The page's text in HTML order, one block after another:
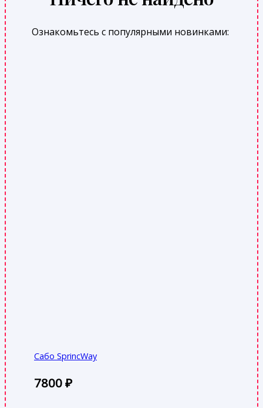
Ознакомьтесь с популярными новинками:
Сабо SprincWay
7800₽